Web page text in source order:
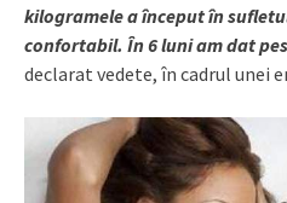
kilogramele a început în
confortabil. În 6 luni am dat
declarat vedete, în cadrul unei